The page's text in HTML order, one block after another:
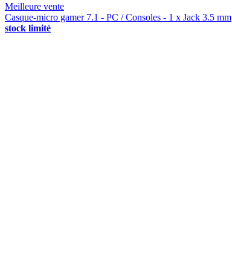
Meilleure vente
Casque-micro gamer 7.1 - PC / Consoles - 1 x Jack 3.5 mm
stock limité